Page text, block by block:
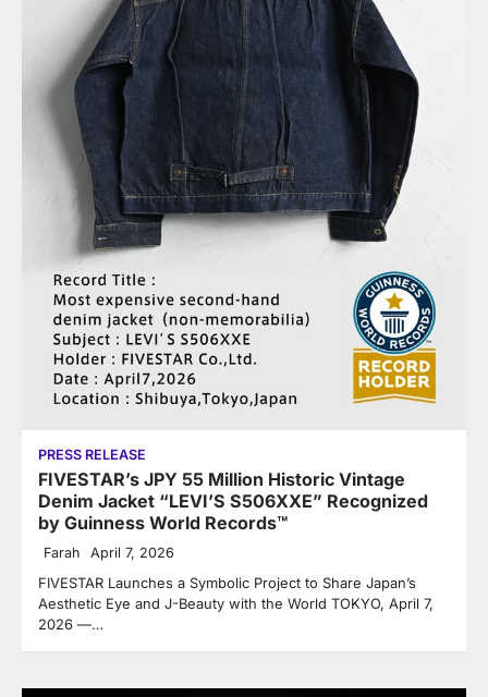
PRESS RELEASE
FIVESTAR’s JPY 55 Million Historic Vintage
Denim Jacket “LEVI’S S506XXE” Recognized
by Guinness World Records™
Farah April 7, 2026
FIVESTAR Launches a Symbolic Project to Share Japan’s
Aesthetic Eye and J-Beauty with the World TOKYO, April 7,
2026 —…